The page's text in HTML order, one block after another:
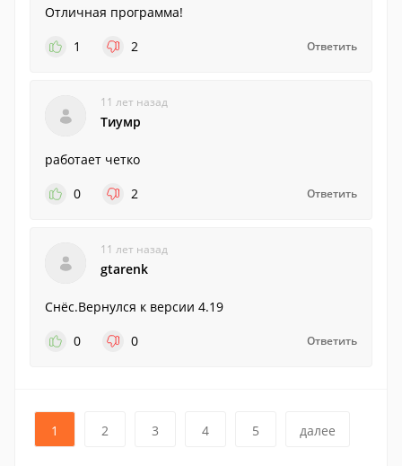
Отличная программа!
1
2 Ответить
11 лет назад
Тиумр
работает четко
0
2 Ответить
11 лет назад
gtarenk
Снёс.Вернулся к версии 4.19
0
0 Ответить
1 2 3 4 5 далее